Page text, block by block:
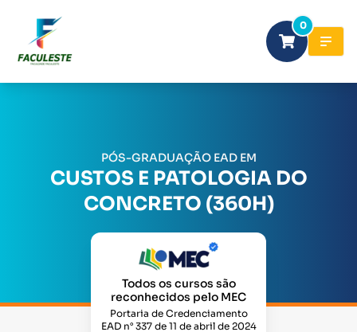
0
PÓS-GRADUAÇÃO EAD EM
CUSTOS E PATOLOGIA DO
CONCRETO (360H)
Todos os cursos são
reconhecidos pelo MEC
Portaria de Credenciamento
EAD n° 337 de 11 de abril de 2024